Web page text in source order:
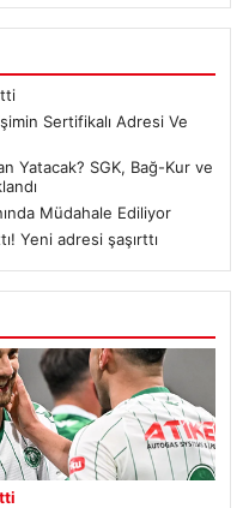
Sertifikalı Adresi Ve
Yatacak? SGK, Bağ-Kur ve
Müdahale Ediliyor
Yeni adresi şaşırttı